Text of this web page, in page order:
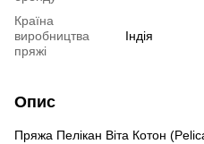
Країна
виробництва
пряжі
Індія
Опис
Пряжа Пелікан Віта Котон